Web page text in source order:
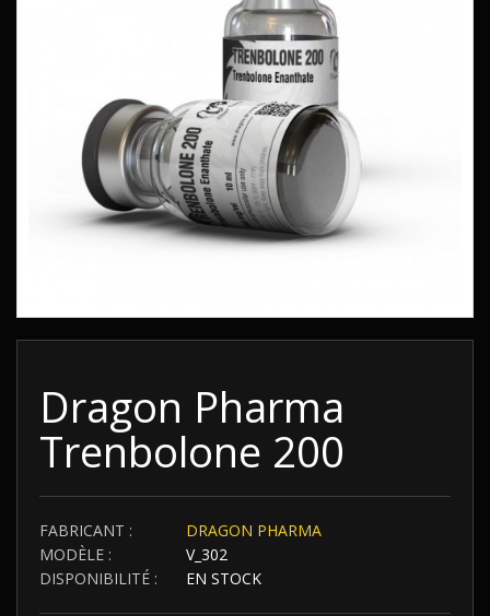
Dragon Pharma
Trenbolone 200
FABRICANT :
DRAGON PHARMA
MODÈLE :
V_302
DISPONIBILITÉ :
EN STOCK